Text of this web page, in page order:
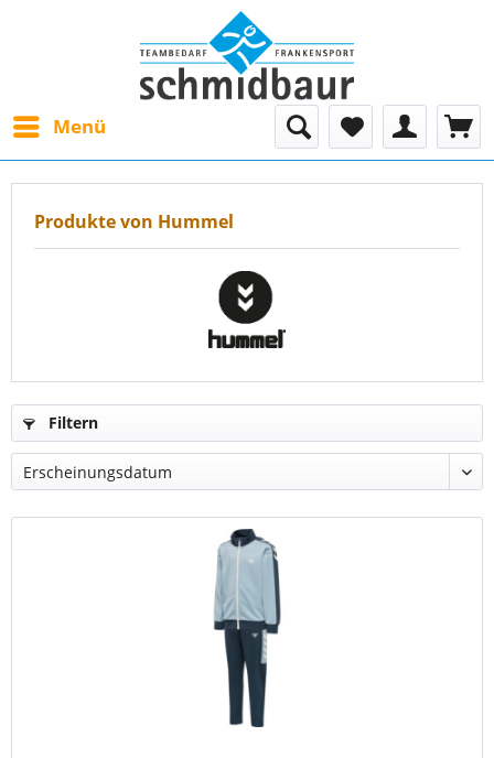
Menü
Produkte von Hummel
Filtern